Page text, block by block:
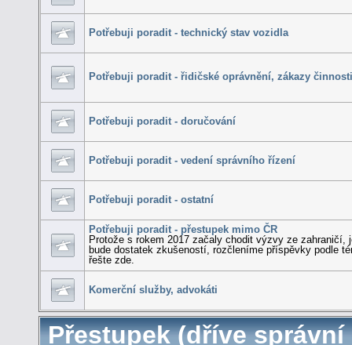
Potřebuji poradit - technický stav vozidla
Potřebuji poradit - řidičské oprávnění, zákazy
Potřebuji poradit - doručování
Potřebuji poradit - vedení správního řízení
Potřebuji poradit - ostatní
Potřebuji poradit - přestupek mimo ČR
Protože s rokem 2017 začaly chodit výzvy ze
bude dostatek zkušeností, rozčleníme příspěvky podle
řešte zde.
Komerční služby, advokáti
Přestupek (dříve